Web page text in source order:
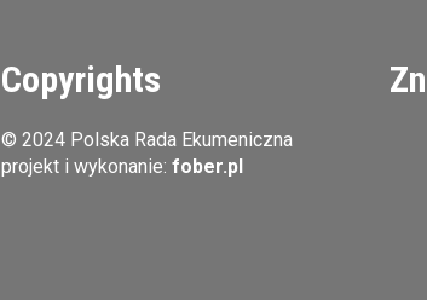
Copyrights
© 2024 Polska Rada Ekumeniczna
projekt i wykonanie: fober.pl